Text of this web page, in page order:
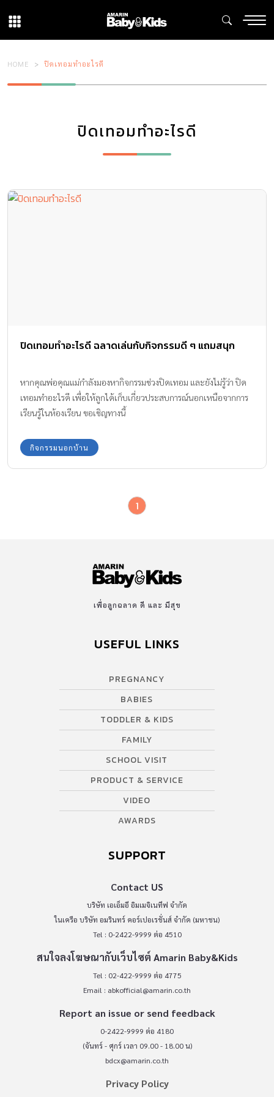
HOME ปิดเทอมทำอะไรดี
ปิดเทอมทำอะไรดี
ปิดเทอมทำอะไรดี ฉลาดเล่นกับกิจกรรมดี ๆ แถมสนุก
หากคุณพ่อคุณแม่กำลังมองหากิจกรรมช่วงปิดเทอม และยังไม่รู้ว่า ปิด
เทอมทำอะไรดี เพื่อให้ลูกได้เก็บเกี่ยวประสบการณ์นอกเหนือจากการ
เรียนรู้ในห้องเรียน ขอเชิญทางนี้
กิจกรรมนอกบ้าน
1
เพื่อลูกฉลาด ดี และ มีสุข
USEFUL LINKS
PREGNANCY
BABIES
TODDLER & KIDS
FAMILY
SCHOOL VISIT
PRODUCT & SERVICE
VIDEO
AWARDS
SUPPORT
Contact US
บริษัท เอเอ็มอี อิมเมจิเนทีฟ จำกัด
ในเครือ บริษัท อมรินทร์ คอร์เปอเรชั่นส์ จำกัด (มหาชน)
Tel : 0-2422-9999 ต่อ 4510
สนใจลงโฆษณากับเว็บไซต์ Amarin Baby&Kids
Tel : 02-422-9999 ต่อ 4775
Email : abkofficial@amarin.co.th
Report an issue or send feedback
0-2422-9999 ต่อ 4180
(จันทร์ - ศุกร์ เวลา 09.00 - 18.00 น)
bdcx@amarin.co.th
Privacy Policy